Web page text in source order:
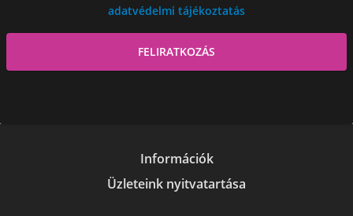
adatvédelmi tájékoztatás
Információk
Üzleteink nyitvatartása